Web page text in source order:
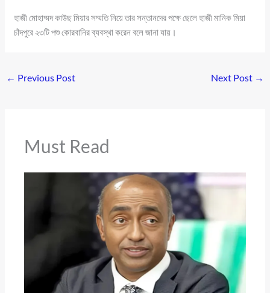
হাজী মোহাম্মদ কাউছ মিয়ার সম্মতি নিয়ে তার সন্তানদের পক্ষে ছেলে হাজী মানিক মিয়া
চাঁদপুরে ২৩টি পশু কোরবানির ব্যবস্থা করেন বলে জানা যায়।
← Previous Post Next Post →
Must Read